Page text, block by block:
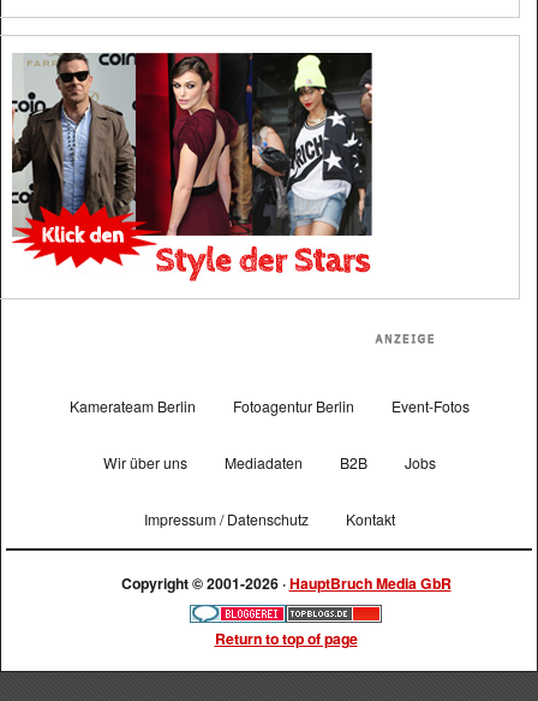
Kamerateam Berlin Fotoagentur Berlin Event-Fotos
Wir über uns Mediadaten B2B Jobs
Impressum / Datenschutz Kontakt
Copyright © 2001-2026 ·HauptBruch Media GbR
Return to top of page